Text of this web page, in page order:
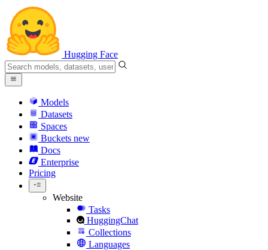
Hugging Face
Models
Datasets
Spaces
Buckets new
Docs
Enterprise
Pricing
Website
Tasks
HuggingChat
Collections
Languages